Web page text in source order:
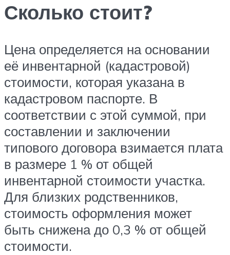
Сколько стоит?
Цена определяется на основании
её инвентарной (кадастровой)
стоимости, которая указана в
кадастровом паспорте. В
соответствии с этой суммой, при
составлении и заключении
типового договора взимается плата
в размере 1 % от общей
инвентарной стоимости участка.
Для близких родственников,
стоимость оформления может
быть снижена до 0,3 % от общей
стоимости.